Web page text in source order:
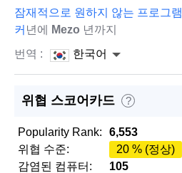
잠재적으로 원하지 않는 프로그램
커 년에 Mezo 년까지
번역 :
한국어
위협 스코어카드 ?
Popularity Rank:
6,553
위협 수준:
20 % (정상)
감염된 컴퓨터:
105